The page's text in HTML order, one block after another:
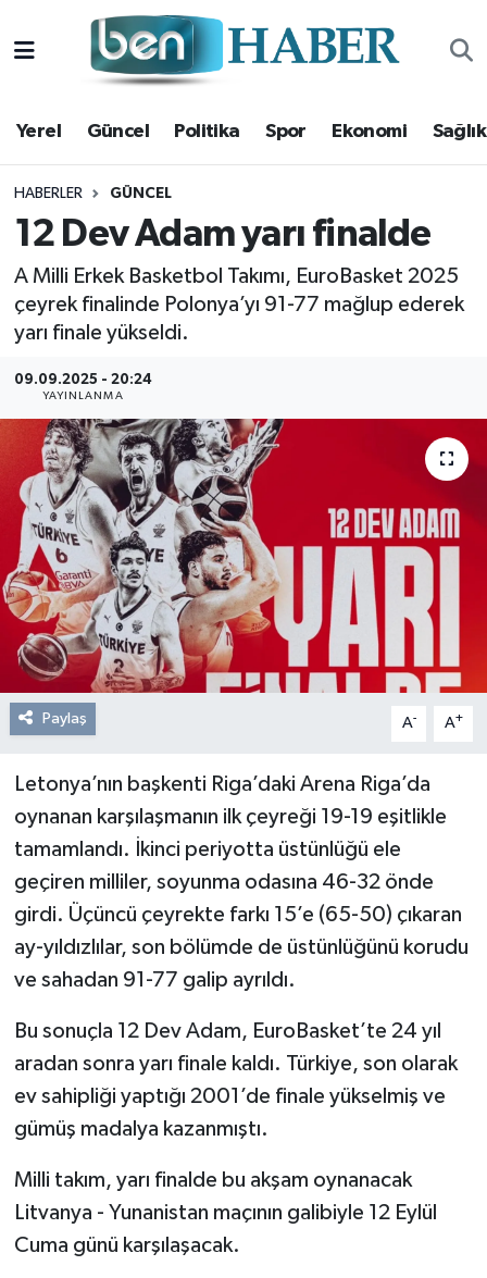
Yerel Güncel Politika Spor Ekonomi Sağlık
HABERLER GÜNCEL
12 Dev Adam yarı finalde
A Milli Erkek Basketbol Takımı, EuroBasket 2025
çeyrek finalinde Polonya’yı 91-77 mağlup ederek
yarı finale yükseldi.
09.09.2025 - 20:24
YAYINLANMA
Paylaş A- A+
Letonya’nın başkenti Riga’daki Arena Riga’da
oynanan karşılaşmanın ilk çeyreği 19-19 eşitlikle
tamamlandı. İkinci periyotta üstünlüğü ele
geçiren milliler, soyunma odasına 46-32 önde
girdi. Üçüncü çeyrekte farkı 15’e (65-50) çıkaran
ay-yıldızlılar, son bölümde de üstünlüğünü korudu
ve sahadan 91-77 galip ayrıldı.
Bu sonuçla 12 Dev Adam, EuroBasket’te 24 yıl
aradan sonra yarı finale kaldı. Türkiye, son olarak
ev sahipliği yaptığı 2001’de finale yükselmiş ve
gümüş madalya kazanmıştı.
Milli takım, yarı finalde bu akşam oynanacak
Litvanya - Yunanistan maçının galibiyle 12 Eylül
Cuma günü karşılaşacak.
Yerel
Güncel
Politika
Spor
Ekonomi
Magazin
Kültür Sanat
Resmi Reklam
Röportajlar
Hava Durumu
Trafik Durumu
Süper Lig Puan Durumu ve Fikstür
Tüm Manşetler
Son Dakika Haberleri